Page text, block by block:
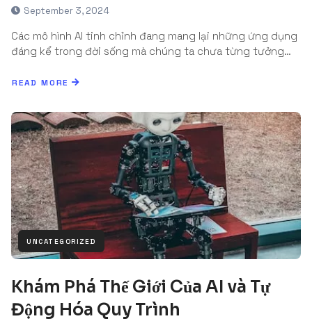
September 3, 2024
Các mô hình AI tinh chỉnh đang mang lại những ứng dụng
đáng kể trong đời sống mà chúng ta chưa từng tưởng…
READ MORE
UNCATEGORIZED
Khám Phá Thế Giới Của AI và Tự
Động Hóa Quy Trình